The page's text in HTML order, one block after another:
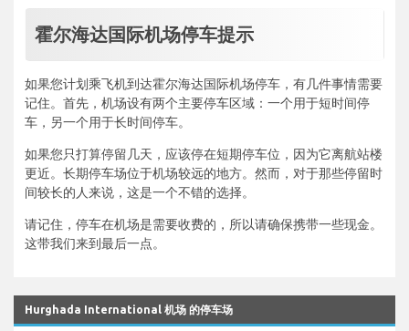
霍尔海达国际机场停车提示
如果您计划乘飞机到达霍尔海达国际机场停车，有几件事情需要
记住。首先，机场设有两个主要停车区域：一个用于短时间停
车，另一个用于长时间停车。
如果您只打算停留几天，应该停在短期停车位，因为它离航站楼
更近。长期停车场位于机场较远的地方。然而，对于那些停留时
间较长的人来说，这是一个不错的选择。
请记住，停车在机场是需要收费的，所以请确保携带一些现金。
这带我们来到最后一点。
Hurghada International 机场 的停车场